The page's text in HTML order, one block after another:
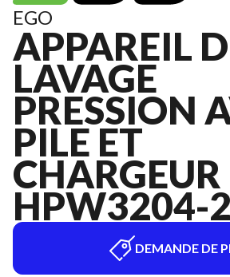
EGO
APPAREIL
LAVAGE
PRESSION
PILE ET
CHARGEUR
HPW3204-
DEMANDE DE